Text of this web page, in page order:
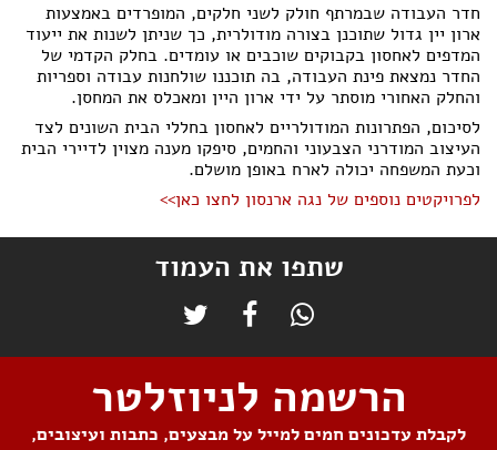
חדר העבודה שבמרתף חולק לשני חלקים, המופרדים באמצעות
ארון יין גדול שתוכנן בצורה מודולרית, כך שניתן לשנות את ייעוד
המדפים לאחסון בקבוקים שוכבים או עומדים. בחלק הקדמי של
החדר נמצאת פינת העבודה, בה תוכננו שולחנות עבודה וספריות
והחלק האחורי מוסתר על ידי ארון היין ומאכלס את המחסן.
לסיכום, הפתרונות המודולריים לאחסון בחללי הבית השונים לצד
העיצוב המודרני הצבעוני והחמים, סיפקו מענה מצוין לדיירי הבית
וכעת המשפחה יכולה לארח באופן מושלם.
לפרויקטים נוספים של נגה ארנסון לחצו כאן>>
שתפו את העמוד
הרשמה לניוזלטר
לקבלת עדכונים חמים למייל על מבצעים, כתבות ועיצובים,